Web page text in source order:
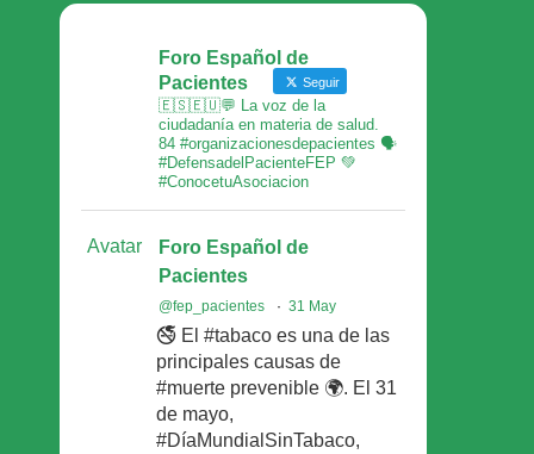
Foro Español de
Pacientes
Seguir
🇪🇸🇪🇺💬 La voz de la
ciudadanía en materia de salud.
84 #organizacionesdepacientes 🗣
#DefensadelPacienteFEP 💚
#ConocetuAsociacion
Avatar
Foro Español de
Pacientes
@fep_pacientes · 31 May
🚭 El #tabaco es una de las
principales causas de
#muerte prevenible 🌍. El 31
de mayo,
#DíaMundialSinTabaco,